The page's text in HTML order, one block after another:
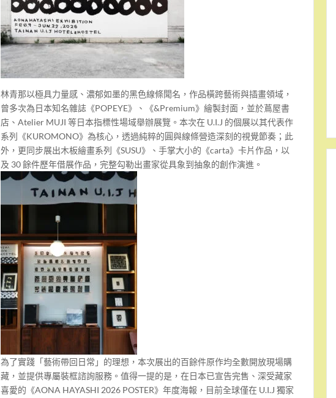
林青那以極具力量感、濃郁如墨的黑色線條聞名，作品橫跨藝術與插畫領域，
曾多次為日本知名雜誌《POPEYE》、《&Premium》繪製封面，並於蔦屋書
店、Atelier MUJI 等日本指標性場域舉辦展覽。本次在 U.I.J 的個展以其代表作
系列《KUROMONO》為核心，透過純粹的圓與線條營造深刻的視覺節奏；此
外，更同步展出木板繪畫系列《SUSU》、手掌大小的《carta》卡片作品，以
及 30 餘件歷年借展作品，完整勾勒出畫家從具象到抽象的創作演進。
為了實踐「藝術帶回日常」的理想，本次展出的百餘件原作均全數開放現場購
藏，並提供專屬裝框諮詢服務。值得一提的是，在日本已宣告完售、深受藏家
喜愛的《AONA HAYASHI 2026 POSTER》年度海報，目前全球僅在 U.I.J 獨家